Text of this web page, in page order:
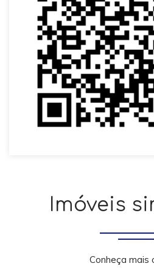
Imóveis
Conheça mais